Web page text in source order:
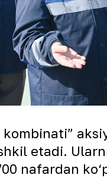
etadi.
nafardan